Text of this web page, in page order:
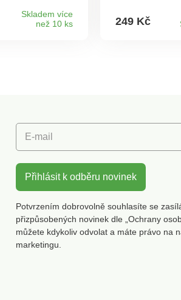
l, 8 x 8 x 9 cm
Skladem více
než 10 ks
se dá složit
249 Kč
E-mail
Přihlásit k odběru novinek
Potvrzením dobrovolně souhlasíte se
přizpůsobených novinek dle „Ochrany
můžete kdykoliv odvolat a máte právo na
marketingu.